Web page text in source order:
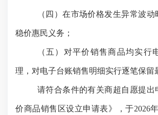
（四）在市场价格发生异常波
稳价惠民义务；
（五）对平价销售商品均实行
理，对电子台账销售明细实行逐笔保留
请符合条件的有关商超自愿提出
价商品销售区设立申请表》，于2026年